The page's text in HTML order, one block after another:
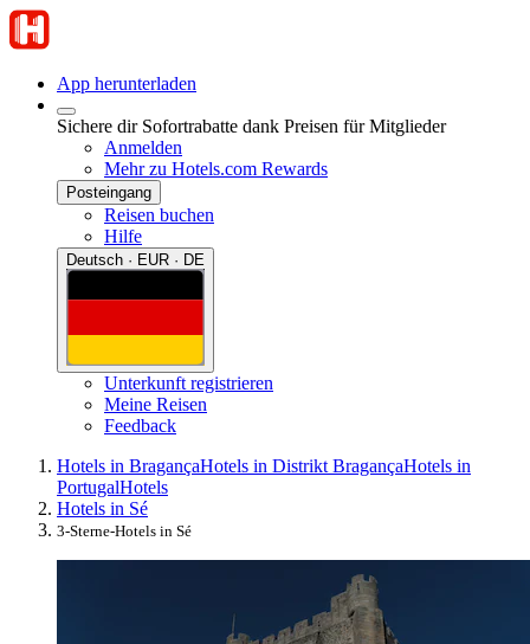
App herunterladen
Sichere dir Sofortrabatte dank Preisen für Mitglieder
Anmelden
Mehr zu Hotels.com Rewards
Posteingang
Reisen buchen
Hilfe
Deutsch · EUR · DE
Unterkunft registrieren
Meine Reisen
Feedback
Hotels in BragançaHotels in Distrikt BragançaHotels in
PortugalHotels
Hotels in Sé
3-Sterne-Hotels in Sé